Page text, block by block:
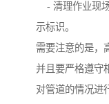
- 清理作业现
示标识。
需要注意的是，
并且要严格遵守
对管道的情况进